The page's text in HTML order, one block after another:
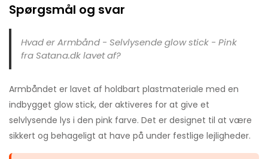
Spørgsmål og svar
Hvad er Armbånd - Selvlysende glow stick - Pink
fra Satana.dk lavet af?
Armbåndet er lavet af holdbart plastmateriale med en
indbygget glow stick, der aktiveres for at give et
selvlysende lys i den pink farve. Det er designet til at være
sikkert og behageligt at have på under festlige lejligheder.